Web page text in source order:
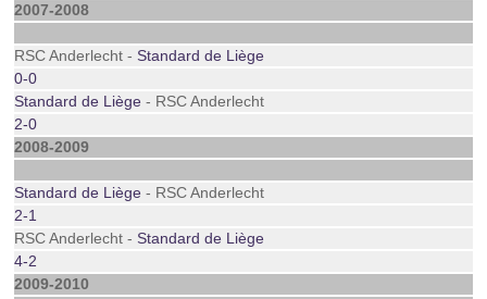
2007-2008
RSC Anderlecht -Standard de Liège
0-0
Standard de Liège - RSC Anderlecht
2-0
2008-2009
Standard de Liège - RSC Anderlecht
2-1
RSC Anderlecht -Standard de Liège
4-2
2009-2010